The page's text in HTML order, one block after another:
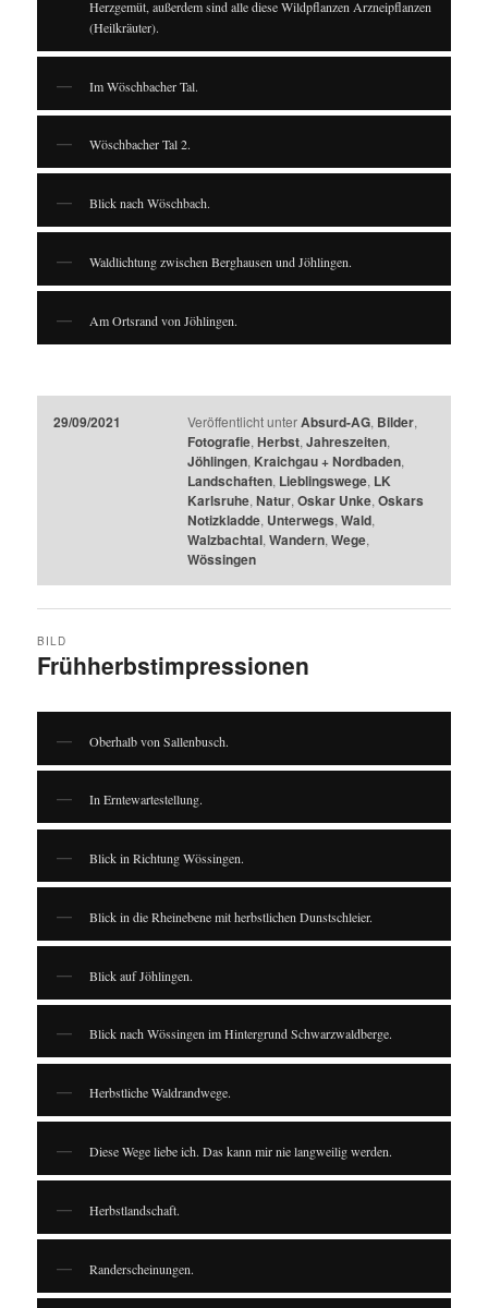
Herzgemüt, außerdem sind alle diese Wildpflanzen Arzneipflanzen
(Heilkräuter).
Im Wöschbacher Tal.
Wöschbacher Tal 2.
Blick nach Wöschbach.
Waldlichtung zwischen Berghausen und Jöhlingen.
Am Ortsrand von Jöhlingen.
29/09/2021 Veröffentlicht unter Absurd-AG, Bilder,
Fotografie, Herbst, Jahreszeiten,
Jöhlingen, Kraichgau + Nordbaden,
Landschaften, Lieblingswege, LK
Karlsruhe, Natur, Oskar Unke, Oskars
Notizkladde, Unterwegs, Wald,
Walzbachtal, Wandern, Wege,
Wössingen
Frühherbstimpressionen
BILD
Oberhalb von Sallenbusch.
In Erntewartestellung.
Blick in Richtung Wössingen.
Blick in die Rheinebene mit herbstlichen Dunstschleier.
Blick auf Jöhlingen.
Blick nach Wössingen im Hintergrund Schwarzwaldberge.
Herbstliche Waldrandwege.
Diese Wege liebe ich. Das kann mir nie langweilig werden.
Herbstlandschaft.
Randerscheinungen.